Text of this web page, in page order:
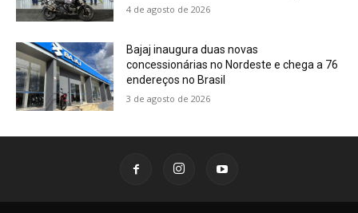
4 de agosto de 2026
Bajaj inaugura duas novas
concessionárias no Nordeste e chega a 76
endereços no Brasil
3 de agosto de 2026